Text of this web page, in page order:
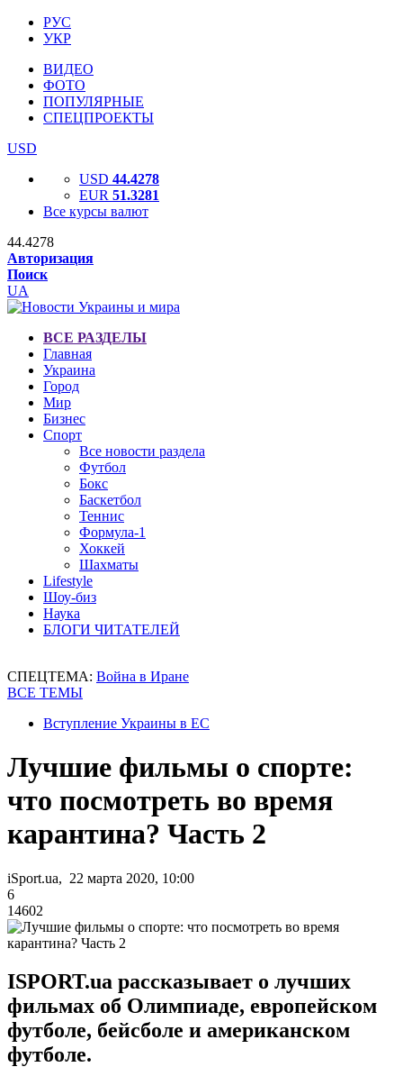
РУС
УКР
ВИДЕО
ФОТО
ПОПУЛЯРНЫЕ
СПЕЦПРОЕКТЫ
USD
USD 44.4278
EUR 51.3281
Все курсы валют
44.4278
Авторизация
Поиск
UA
ВСЕ РАЗДЕЛЫ
Главная
Украина
Город
Мир
Бизнес
Спорт
Все новости раздела
Футбол
Бокс
Баскетбол
Теннис
Формула-1
Хоккей
Шахматы
Lifestyle
Шоу-биз
Наука
БЛОГИ ЧИТАТЕЛЕЙ
СПЕЦТЕМА: Война в Иране
ВСЕ ТЕМЫ
Вступление Украины в ЕС
Лучшие фильмы о спорте:
что посмотреть во время
карантина? Часть 2
iSport.ua, 22 марта 2020, 10:00
6
14602
ISPORT.ua рассказывает о лучших
фильмах об Олимпиаде, европейском
футболе, бейсболе и американском
футболе.